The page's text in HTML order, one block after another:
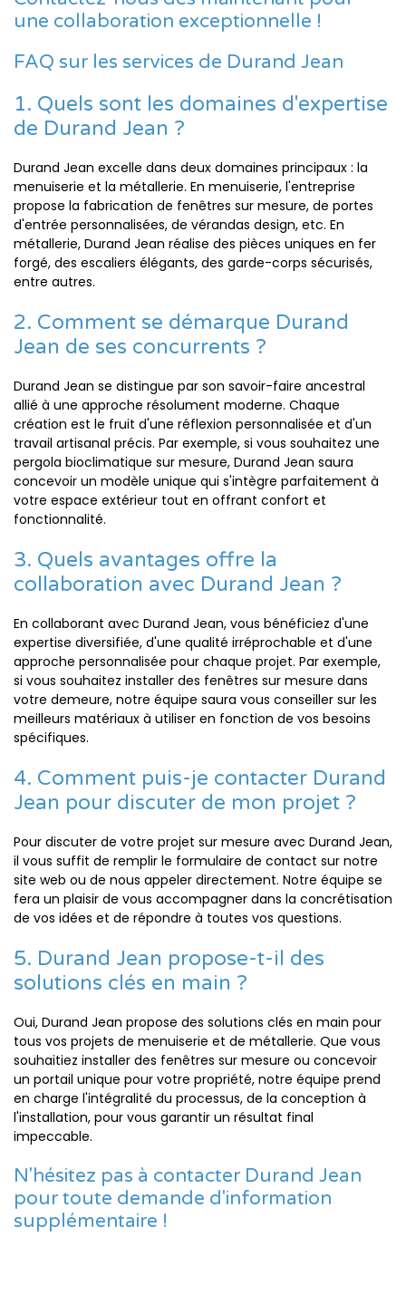
une collaboration exceptionnelle !
FAQ sur les services de Durand Jean
1. Quels sont les domaines d'expertise
de Durand Jean ?
Durand Jean excelle dans deux domaines principaux : la
menuiserie et la métallerie. En menuiserie, l'entreprise
propose la fabrication de fenêtres sur mesure, de portes
d'entrée personnalisées, de vérandas design, etc. En
métallerie, Durand Jean réalise des pièces uniques en fer
forgé, des escaliers élégants, des garde-corps sécurisés,
entre autres.
2. Comment se démarque Durand
Jean de ses concurrents ?
Durand Jean se distingue par son savoir-faire ancestral
allié à une approche résolument moderne. Chaque
création est le fruit d'une réflexion personnalisée et d'un
travail artisanal précis. Par exemple, si vous souhaitez une
pergola bioclimatique sur mesure, Durand Jean saura
concevoir un modèle unique qui s'intègre parfaitement à
votre espace extérieur tout en offrant confort et
fonctionnalité.
3. Quels avantages offre la
collaboration avec Durand Jean ?
En collaborant avec Durand Jean, vous bénéficiez d'une
expertise diversifiée, d'une qualité irréprochable et d'une
approche personnalisée pour chaque projet. Par exemple,
si vous souhaitez installer des fenêtres sur mesure dans
votre demeure, notre équipe saura vous conseiller sur les
meilleurs matériaux à utiliser en fonction de vos besoins
spécifiques.
4. Comment puis-je contacter Durand
Jean pour discuter de mon projet ?
Pour discuter de votre projet sur mesure avec Durand Jean,
il vous suffit de remplir le formulaire de contact sur notre
site web ou de nous appeler directement. Notre équipe se
fera un plaisir de vous accompagner dans la concrétisation
de vos idées et de répondre à toutes vos questions.
5. Durand Jean propose-t-il des
solutions clés en main ?
Oui, Durand Jean propose des solutions clés en main pour
tous vos projets de menuiserie et de métallerie. Que vous
souhaitiez installer des fenêtres sur mesure ou concevoir
un portail unique pour votre propriété, notre équipe prend
en charge l'intégralité du processus, de la conception à
l'installation, pour vous garantir un résultat final
impeccable.
N'hésitez pas à contacter Durand Jean
pour toute demande d'information
supplémentaire !